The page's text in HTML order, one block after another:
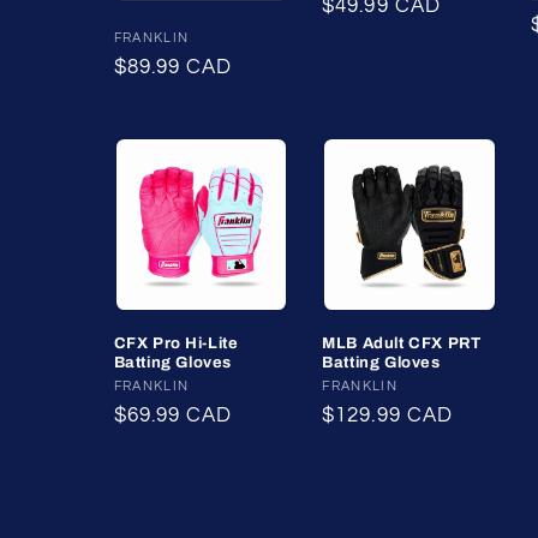
Fournisseur :
FRANKLIN
Prix
$89.99 CAD
Prix
$49.99 CAD
CFX Pro Hi-Lite
Batting Gloves
Fournisseur :
FRANKLIN
Prix
$69.99 CAD
MLB Adult CFX PRT
Batting Gloves
Fournisseur :
FRANKLIN
Prix
$129.99 CAD